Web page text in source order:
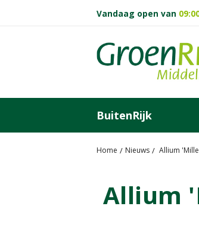
t
Home Nieuws Allium
Vandaag open van
BuitenRijk
Allium